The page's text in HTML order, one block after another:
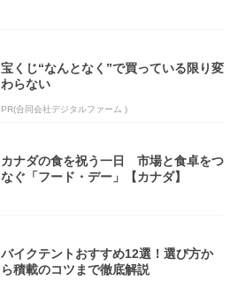
宝くじ“なんとなく”で買っている限り変
わらない
PR(合同会社デジタルファーム )
カナダの食を祝う一日 市場と食卓をつ
なぐ「フード・デー」【カナダ】
バイクテントおすすめ12選！選び方か
ら積載のコツまで徹底解説